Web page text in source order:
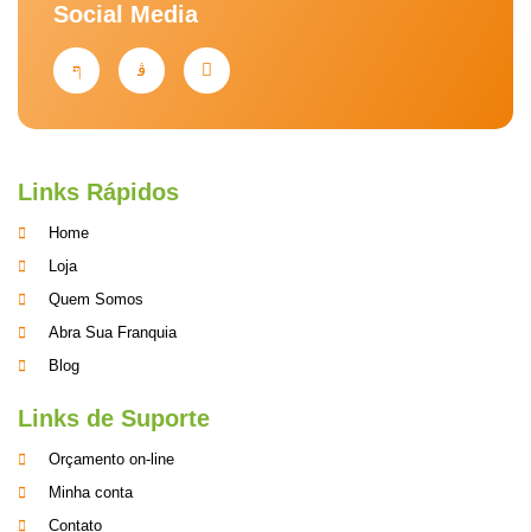
Social Media
Links Rápidos
Home
Loja
Quem Somos
Abra Sua Franquia
Blog
Links de Suporte
Orçamento on-line
Minha conta
Contato